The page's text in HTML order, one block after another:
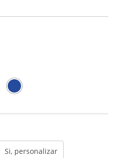
Si, personalizar